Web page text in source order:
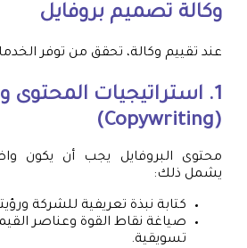
وكالة تصميم بروفايل
عند تقييم وكالة، تحقق من توفر
1. استراتيجيات
(Copywriting)
محتوى البروفايل يجب أن يكون
يشمل ذلك:
كتابة نبذة تعريفية للشركة
صياغة نقاط القوة وعناصر
تسويقية.